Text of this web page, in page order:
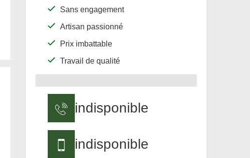
Sans engagement
Artisan passionné
Prix imbattable
Travail de qualité
indisponible
indisponible